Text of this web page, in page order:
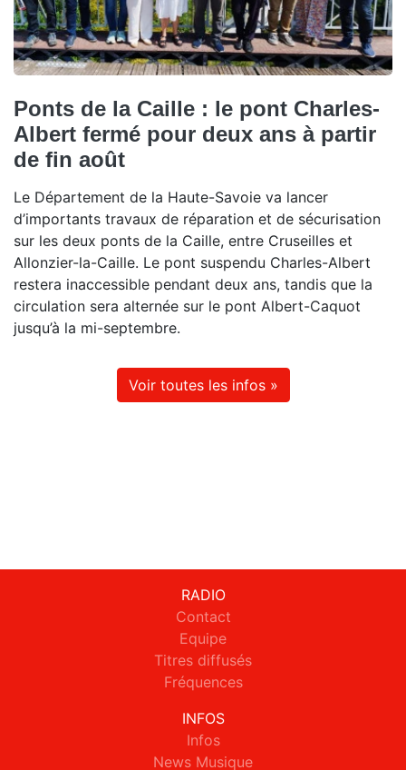
Ponts de la Caille : le pont Charles-
Albert fermé pour deux ans à partir
de fin août
Le Département de la Haute-Savoie va lancer
d’importants travaux de réparation et de sécurisation
sur les deux ponts de la Caille, entre Cruseilles et
Allonzier-la-Caille. Le pont suspendu Charles-Albert
restera inaccessible pendant deux ans, tandis que la
circulation sera alternée sur le pont Albert-Caquot
jusqu’à la mi-septembre.
Voir toutes les infos »
RADIO
Contact
Equipe
Titres diffusés
Fréquences
INFOS
Infos
News Musique